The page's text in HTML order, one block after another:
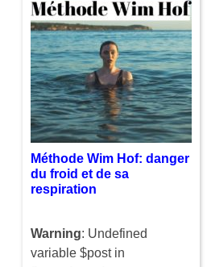
Méthode Wim Hof: danger
du froid et de sa
respiration
Warning: Undefined
variable $post in